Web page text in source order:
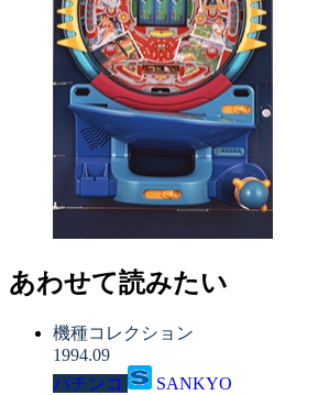
あわせて読みたい
機種コレクション
1994.09
パチンコ
SANKYO